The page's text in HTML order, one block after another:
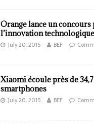
Orange lance un
l’innovation
July 20, 2015 BEF
Xiaomi écoule près de
smartphones
July 20, 2015 BEF